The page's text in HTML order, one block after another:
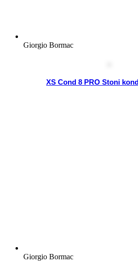
Giorgio Bormac
XS Cond 8 PRO Stoni
Giorgio Bormac